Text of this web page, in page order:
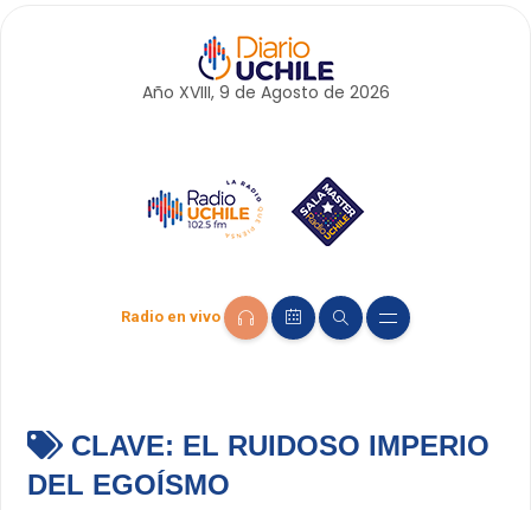
Año XVIII, 9 de Agosto de 2026
Radio en vivo
CLAVE: EL RUIDOSO IMPERIO
DEL EGOÍSMO